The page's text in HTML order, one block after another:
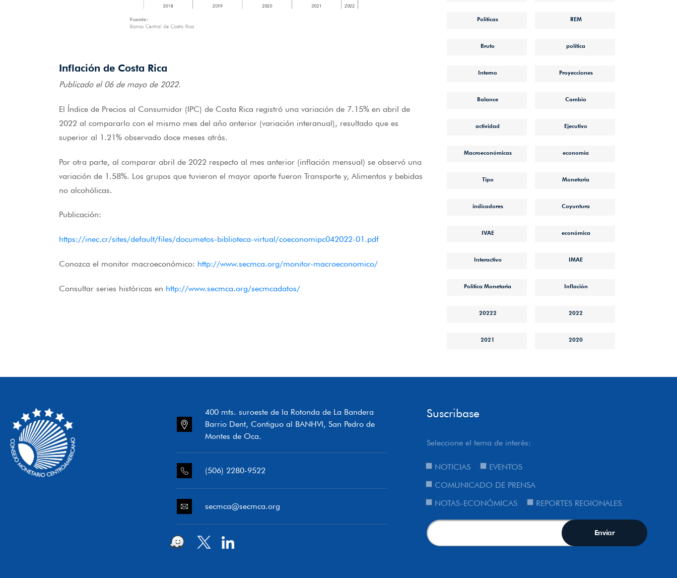
Inflación de Costa Rica
Publicado el 06 de mayo de 2022.
El Índice de Precios al Consumidor (IPC) de Costa Rica registró una variación de 7.15% en abril de
2022 al compararlo con el mismo mes del año anterior (variación interanual), resultado que es
superior al 1.21% observado doce meses atrás.
Por otra parte, al comparar abril de 2022 respecto al mes anterior (inflación mensual) se observó una
variación de 1.58%. Los grupos que tuvieron el mayor aporte fueron Transporte y, Alimentos y bebidas
no alcohólicas.
Publicación:
https://inec.cr/sites/default/files/documetos-biblioteca-virtual/coeconomipc042022-01.pdf
Conozca el monitor macroeconómico: http://www.secmca.org/monitor-macroeconomico/
Consultar series históricas en http://www.secmca.org/secmcadatos/
Políticas REM
Bruto política
Interno Proyecciones
Balance Cambio
actividad Ejecutivo
Macroeconómicas economía
Tipo Monetaria
indicadores Coyuntura
IVAE económica
Interactivo IMAE
Política Monetaria Inflación
20222 2022
2021 2020
400 mts. suroeste de la Rotonda de La Bandera
Barrio Dent, Contiguo al BANHVI, San Pedro de
Montes de Oca.
(506) 2280-9522
secmca@secmca.org
Suscribase
Seleccione el tema de interés:
NOTICIAS
EVENTOS
COMUNICADO DE PRENSA
NOTAS-ECONÓMICAS
REPORTES REGIONALES